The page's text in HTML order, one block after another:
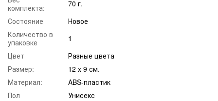
комплекта:
70 г.
Состояние
Новое
Количество в
упаковке
1
Цвет
Разные цвета
Размер:
12 х 9 см.
Материал:
ABS-пластик
Пол
Унисекс